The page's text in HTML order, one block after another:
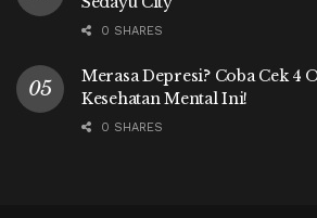
0 SHARES
Merasa Depresi? Coba Cek 4
Kesehatan Mental Ini!
0 SHARES